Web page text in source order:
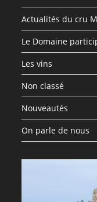
Actualités du cru
Le Domaine
Les vins
Non classé
Nouveautés
On parle de nous